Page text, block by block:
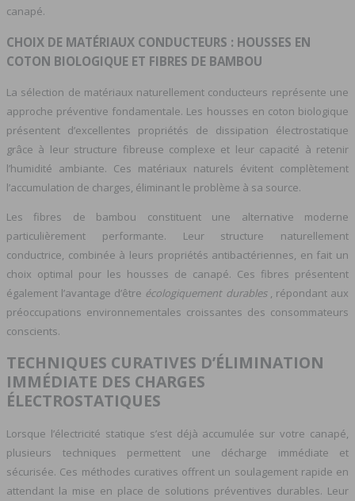
canapé.
CHOIX DE MATÉRIAUX CONDUCTEURS : HOUSSES EN
COTON BIOLOGIQUE ET FIBRES DE BAMBOU
La sélection de matériaux naturellement conducteurs représente une
approche préventive fondamentale. Les housses en coton biologique
présentent d’excellentes propriétés de dissipation électrostatique
grâce à leur structure fibreuse complexe et leur capacité à retenir
l’humidité ambiante. Ces matériaux naturels évitent complètement
l’accumulation de charges, éliminant le problème à sa source.
Les fibres de bambou constituent une alternative moderne
particulièrement performante. Leur structure naturellement
conductrice, combinée à leurs propriétés antibactériennes, en fait un
choix optimal pour les housses de canapé. Ces fibres présentent
également l’avantage d’être écologiquement durables , répondant aux
préoccupations environnementales croissantes des consommateurs
conscients.
TECHNIQUES CURATIVES D’ÉLIMINATION
IMMÉDIATE DES CHARGES
ÉLECTROSTATIQUES
Lorsque l’électricité statique s’est déjà accumulée sur votre canapé,
plusieurs techniques permettent une décharge immédiate et
sécurisée. Ces méthodes curatives offrent un soulagement rapide en
attendant la mise en place de solutions préventives durables. Leur